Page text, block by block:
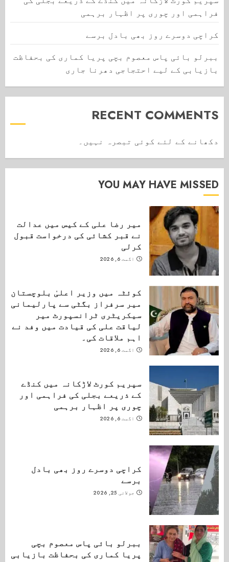
فراہمی اور چوری پر اظہار برہمی
کراچی دوسرے روز بھی بادل برسے
ببرلو بائی پاس معصوم بچی پریا کماری کی بحفاظت
بازیابی کے لیے احتجاجی دھرنا جاری
RECENT COMMENTS
دکھانے کے لئے کوئی تبصرہ نہیں۔
YOU MAY HAVE MISSED
میر رضا علی کے کیس میں عدالت
نے قبر کشائی کی درخواست قبول
کرلی
اگست 6, 2026
کوئٹہ میں وزیر اعلیٰ بلوچستان
میر سرفراز بگٹی سے پارلیمانی
سیکریٹری ٹرانسپورٹ میر
لیاقت علی کی قیادت میں وفد نے
اہم ملاقات کی۔
اگست 6, 2026
سپریم کورٹ لاڑکانہ میں کنڈے
کے ذریعے بجلی کی فراہمی اور
چوری پر اظہار برہمی
اگست 6, 2026
کراچی دوسرے روز بھی بادل
برسے
جولائی 25, 2026
ببرلو بائی پاس معصوم بچی
پریا کماری کی بحفاظت بازیابی